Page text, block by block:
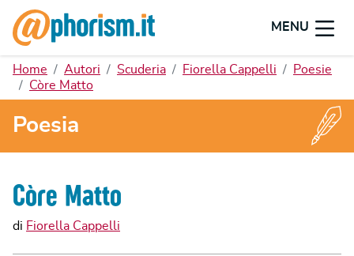
MENU
Home Autori Scuderia Fiorella Cappelli
Poesie
Còre Matto
Poesia
Còre Matto
di Fiorella Cappelli